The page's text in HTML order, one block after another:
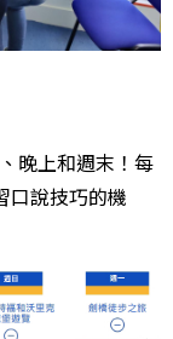
晚上和週末！每
口說技巧的機